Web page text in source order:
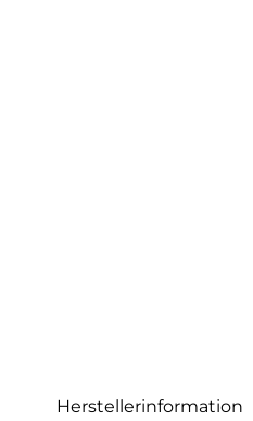
Herstellerinformation